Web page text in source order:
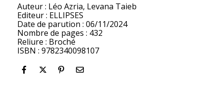
Auteur : Léo Azria, Levana Taieb
Editeur : ELLIPSES
Date de parution : 06/11/2024
Nombre de pages : 432
Reliure : Broché
ISBN : 9782340098107